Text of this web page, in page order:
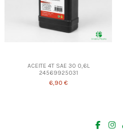
ACEITE 4T SAE 30 0,6L
24569925031
6,90 €